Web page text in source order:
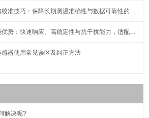
WISE热电偶安装规范与校准技巧：保障长期测温准确性与数据可靠性的系统方案
详解WISE热电偶的性能优势：快速响应、高稳定性与抗干扰能力，适配复杂工况需求
器使用常见误区及纠正方法
解决呢?